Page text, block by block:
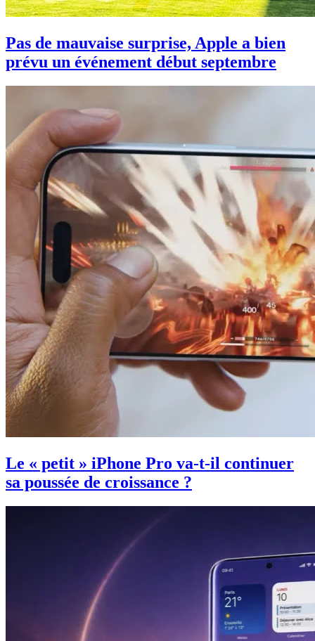
Pas de mauvaise surprise, Apple a bien
prévu un événement début septembre
Le « petit » iPhone Pro va-t-il continuer
sa poussée de croissance ?